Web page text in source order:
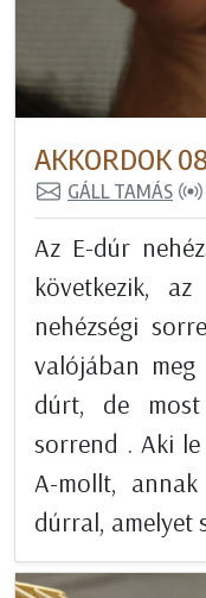
AKKORDOK
GÁLL TAMÁS
Az E-dúr
következik,
nehézségi
valójában
dúrt, de
sorrend . Aki
A-mollt,
dúrral, amelyet